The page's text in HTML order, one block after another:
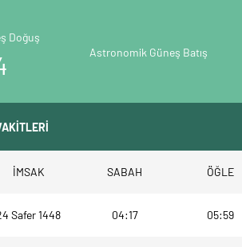
Doğuş
Astronomik Güneş Batış
İMSAK SABAH ÖĞLE
Safer 1448 04:17 05:59